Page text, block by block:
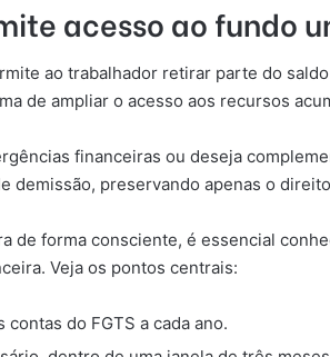
acesso ao fundo
ao trabalhador retirar parte do
de ampliar o acesso aos recursos
financeiras ou deseja
demissão, preservando apenas o
de forma consciente, é essencial
Veja os pontos centrais:
do FGTS a cada ano.